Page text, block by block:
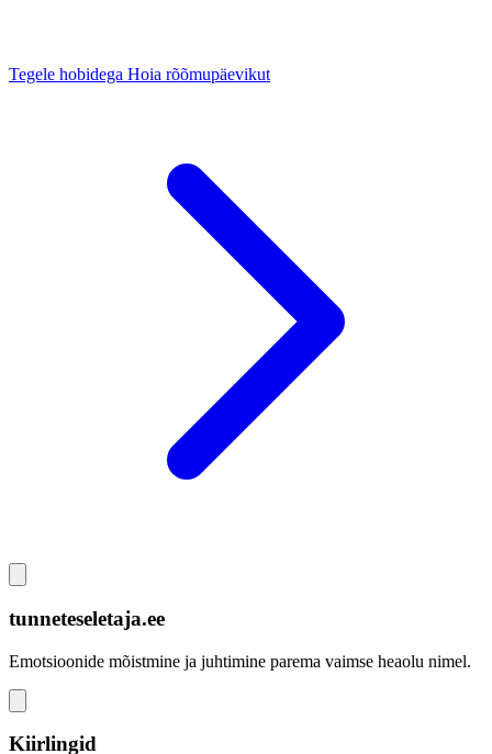
Tegele hobidega Hoia rõõmupäevikut
tunneteseletaja.ee
Emotsioonide mõistmine ja juhtimine parema vaimse heaolu nimel.
Kiirlingid